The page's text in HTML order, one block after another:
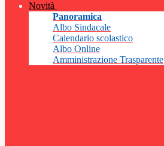
Novità
Panoramica
Albo Sindacale
Calendario scolastico
Albo Online
Amministrazione Trasparente